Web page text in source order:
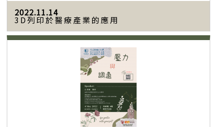
2022.11.14
3D列印於醫療產業的應用